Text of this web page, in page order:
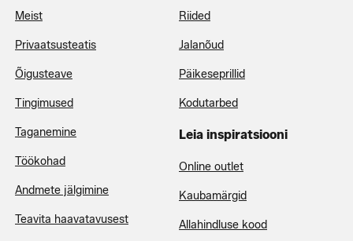
Meist
Privaatsusteatis
Õigusteave
Tingimused
Taganemine
Töökohad
Andmete jälgimine
Teavita haavatavusest
Riided
Jalanõud
Päikeseprillid
Kodutarbed
Leia inspiratsiooni
Online outlet
Kaubamärgid
Allahindluse kood